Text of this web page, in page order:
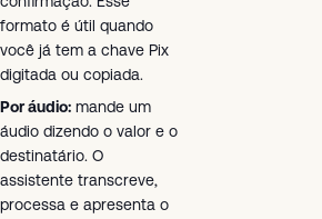
formato é útil quando
você já tem a chave Pix
digitada ou copiada.
Por áudio: mande um
áudio dizendo o valor e o
destinatário. O
assistente transcreve,
processa e apresenta o